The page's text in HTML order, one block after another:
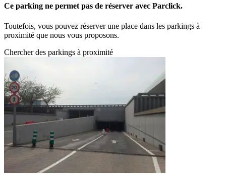
Ce parking ne permet pas de réserver avec Parclick.
Toutefois, vous pouvez réserver une place dans les parkings à
proximité que nous vous proposons.
Chercher des parkings à proximité